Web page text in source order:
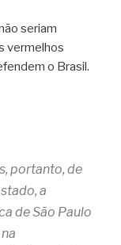
seriam
vermelhos
o Brasil.
portanto, de
a
de São Paulo